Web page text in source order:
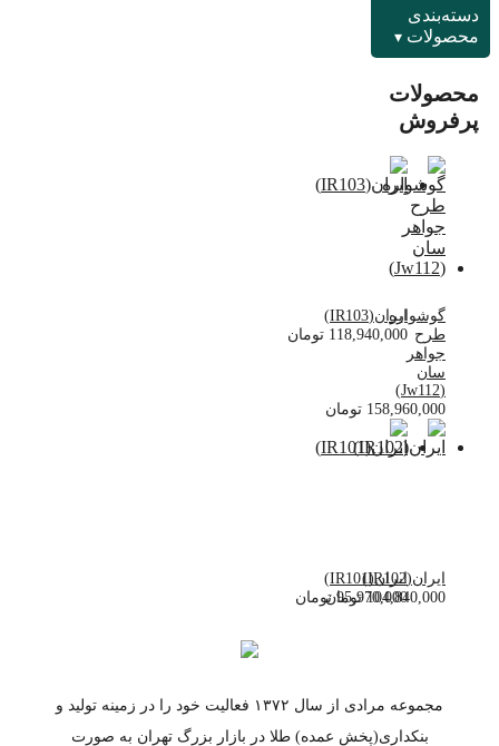
دسته‌بندی
محصولات
محصولات
پرفروش
گوشواره
طرح
جواهر
سان
(Jw112)
158,960,000 تومان
ایران(IR103)
118,940,000 تومان
ایران(IR102)
104,840,000 تومان
ایران(IR101)
95,970,000 تومان
مجموعه مرادی از سال ۱۳۷۲ فعالیت خود را در زمینه تولید و
بنکداری(پخش عمده) طلا در بازار بزرگ تهران به صورت